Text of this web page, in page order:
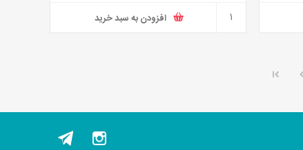
افزودن به سبد خرید